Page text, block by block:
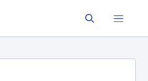
Buscar